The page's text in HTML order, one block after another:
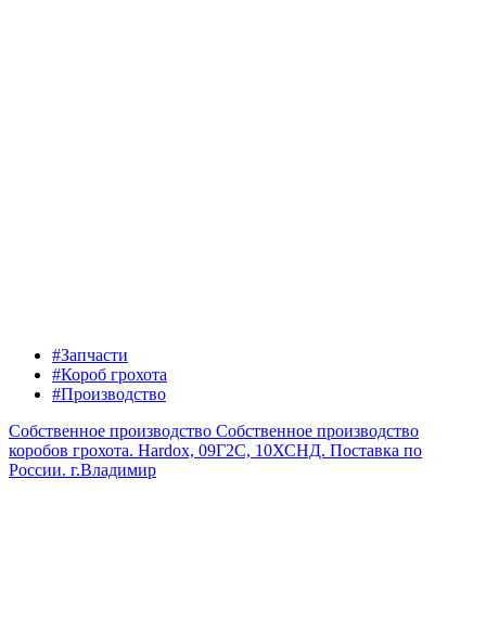
#Запчасти
#Короб грохота
#Производство
Собственное производство Собственное производство
коробов грохота. Hardox, 09Г2С, 10ХСНД. Поставка по
России. г.Владимир